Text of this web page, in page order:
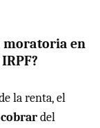
moratoria en
la renta, el
del